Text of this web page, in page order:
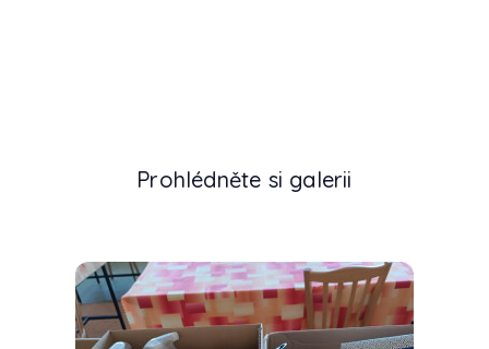
Prohlédněte si galerii